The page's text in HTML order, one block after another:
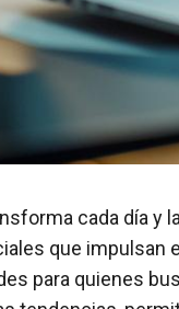
cada día
que
para quienes